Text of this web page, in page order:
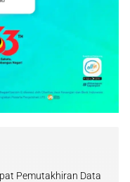
Pemutakhiran Data